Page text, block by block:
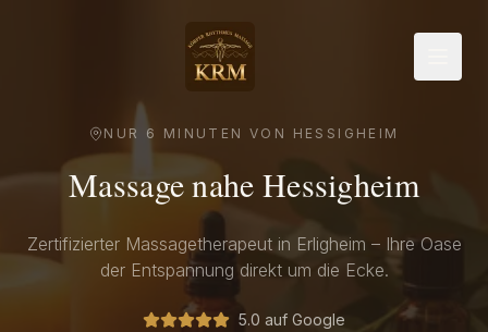
NUR 6 MINUTEN VON HESSIGHEIM
Massage nahe Hessigheim
Zertifizierter Massagetherapeut in Erligheim – Ihre Oase
der Entspannung direkt um die Ecke.
5.0 auf Google